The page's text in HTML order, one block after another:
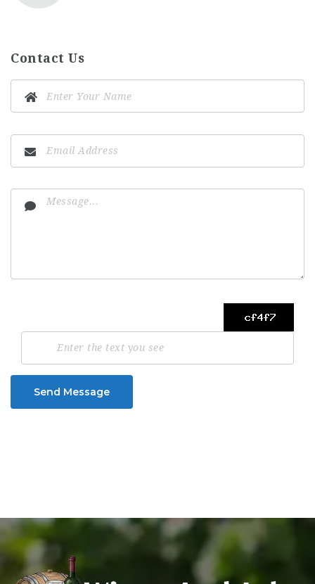
Contact Us
Send Message